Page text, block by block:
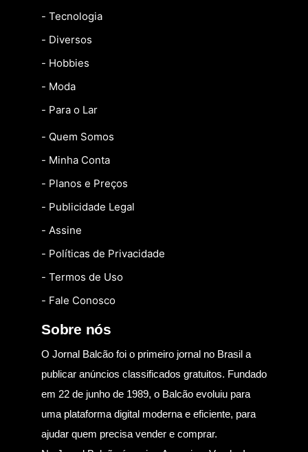
- Tecnologia
- Diversos
- Hobbies
- Moda
- Para o Lar
- Quem Somos
- Minha Conta
- Planos e Preços
- Publicidade Legal
- Assine
- Políticas de Privacidade
- Termos de Uso
- Fale Conosco
Sobre nós
O Jornal Balcão foi o primeiro jornal no Brasil a
publicar anúncios classificados gratuitos. Fundado
em 22 de junho de 1989, o Balcão evoluiu para
uma plataforma digital moderna e eficiente, para
ajudar quem precisa vender e comprar.